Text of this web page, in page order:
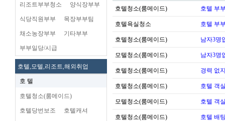
리조트부부청소 양식장부부
식당직원부부 목장부부팀
채소농장부부 기타부부
부부일당/시급
호텔,모텔,리조트,해외취업
호 텔
호텔청소(룸메이드)
호텔당번보조 호텔캐셔
호텔청소(룸메이드) 호텔 부
호텔욕실청소 호텔 부
호텔청소(룸메이드) 남자3명
모텔청소(룸메이드) 남자3명
호텔청소(룸메이드) 경력 없
호텔청소(룸메이드) 호텔 객
모텔청소(룸메이드) 호텔 객
호텔청소(룸메이드) 호텔 배